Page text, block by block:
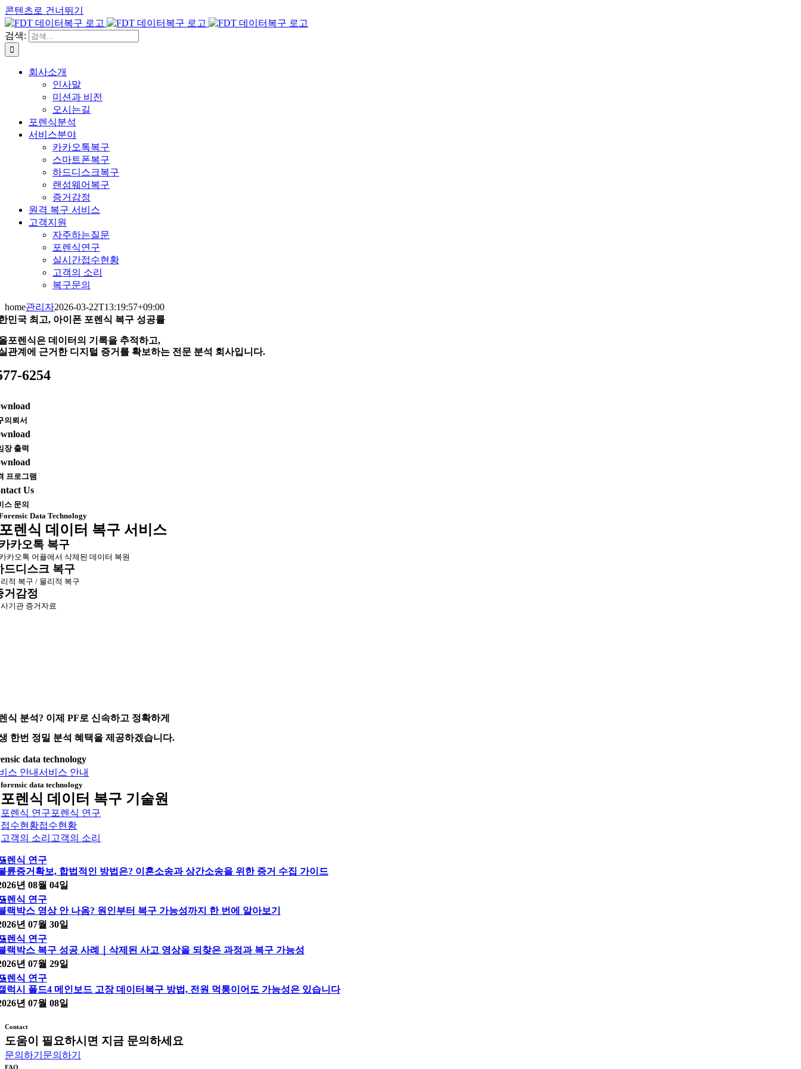
콘텐츠로 건너뛰기
검색:
회사소개
인사말
미션과 비전
오시는길
포렌식분석
서비스분야
카카오톡복구
스마트폰복구
하드디스크복구
랜섬웨어복구
증거감정
원격 복구 서비스
고객지원
자주하는질문
포렌식연구
실시간접수현황
고객의 소리
복구문의
home관리자2026-03-22T13:19:57+09:00
민국 최고, 아이폰 포렌식 복구 성공률
포렌식은 데이터의 기록을 추적하고,
관계에 근거한 디지털 증거를 확보하는 전문 분석 회사입니다.
6254
의뢰서
장 출력
프로그램
Us
스 문의
Data Technology
렌식 데이터 복구 서비스
카오톡 복구
카오톡 어플에서 삭제된 데이터 복원
드디스크 복구
적 복구 / 물리적 복구
거감정
기관 증거자료
식 분석? 이제 PF로 신속하고 정확하게
한번 정밀 분석 혜택을 제공하겠습니다.
data technology
스 안내서비스 안내
forensic data technology
포렌식 데이터 복구 기술원
포렌식 연구포렌식 연구
접수현황접수현황
고객의 소리 고객의 소리
렌식 연구
륜증거확보, 합법적인 방법은? 이혼소송과 상간소송을 위한 증거 수집 가이드
년 08월 04일
렌식 연구
랙박스 영상 안 나옴? 원인부터 복구 가능성까지 한 번에 알아보기
년 07월 30일
렌식 연구
랙박스 복구 성공 사례｜삭제된 사고 영상을 되찾은 과정과 복구 가능성
년 07월 29일
렌식 연구
럭시 폴드4 메인보드 고장 데이터복구 방법, 전원 먹통이어도 가능성은 있습니다
년 07월 08일
Contact
도움이 필요하시면 지금 문의하세요
문의하기 문의하기
FAQ